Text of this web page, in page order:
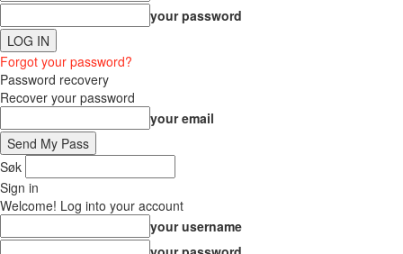
your password
Forgot your password?
Password recovery
Recover your password
your email
Søk
Sign in
Welcome! Log into your account
your username